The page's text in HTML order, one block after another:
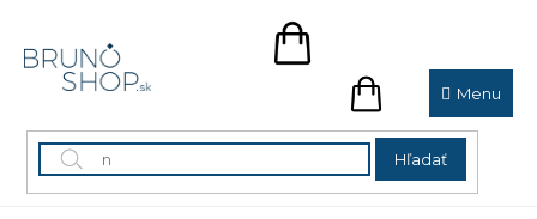
obsah
Hľadať
NÁKUPNÝ
NÁKUPNÝ
KOŠÍK